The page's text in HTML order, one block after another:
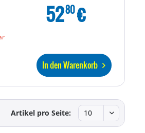
5280€
In den Warenkorb
Artikel pro Seite: